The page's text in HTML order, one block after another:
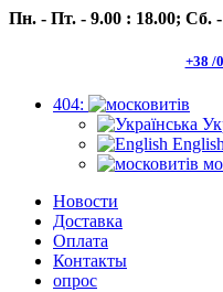
Пн. - Пт. - 9.00 : 18.00; Сб.
+38 /
404:
English
Новости
Доставка
Оплата
Контакты
опрос